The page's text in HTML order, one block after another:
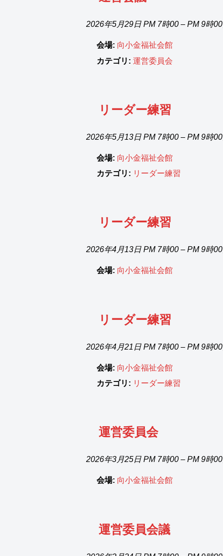
2026年5月29日 PM 7時00 – PM 9時
会場: 向小金福祉会館
カテゴリ: 運営委員会
リーダー練習
2026年5月13日 PM 7時00 – PM 9時
会場: 向小金福祉会館
カテゴリ: リーダー練習
リーダー練習
2026年4月13日 PM 7時00 – PM 9時
会場: 向小金福祉会館
リーダー練習
2026年4月21日 PM 7時00 – PM 9時
会場: 向小金福祉会館
カテゴリ: リーダー練習
運営委員会
2026年3月25日 PM 7時00 – PM 9時
会場: 向小金福祉会館
運営委員会議